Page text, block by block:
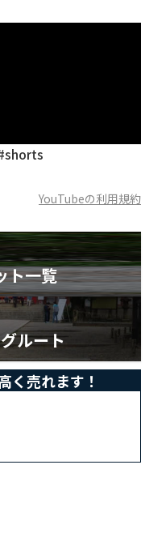
YouTubeの利用規約
ト一覧
ルート
く売れます！